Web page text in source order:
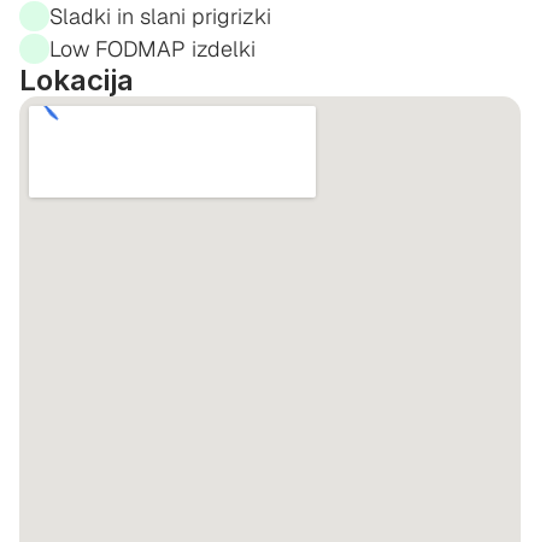
Sladki in slani prigrizki
Low FODMAP izdelki
Lokacija